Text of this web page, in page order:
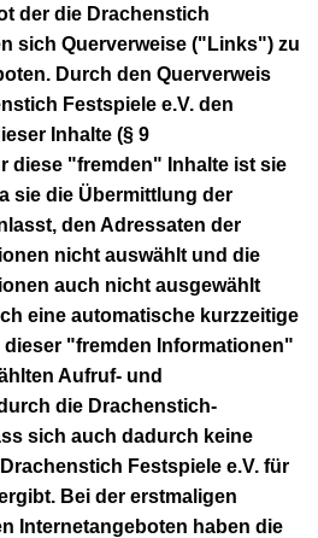
der die Drachenstich
sich Querverweise ("Links") zu
Durch den Querverweis
Festspiele e.V. den
Inhalte (§ 9
diese "fremden" Inhalte ist sie
sie die Übermittlung der
den Adressaten der
nicht auswählt und die
auch nicht ausgewählt
eine automatische kurzzeitige
"fremden Informationen"
Aufruf- und
die Drachenstich-
sich auch dadurch keine
Festspiele e.V. für
Bei der erstmaligen
Internetangeboten haben die